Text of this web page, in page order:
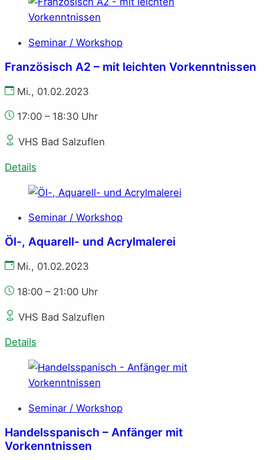
Seminar / Workshop
Französisch A2 – mit leichten Vorkenntnissen
Mi., 01.02.2023
17:00 – 18:30 Uhr
VHS Bad Salzuflen
Details
Seminar / Workshop
Öl-, Aquarell- und Acrylmalerei
Mi., 01.02.2023
18:00 – 21:00 Uhr
VHS Bad Salzuflen
Details
Seminar / Workshop
Handelsspanisch – Anfänger mit
Vorkenntnissen